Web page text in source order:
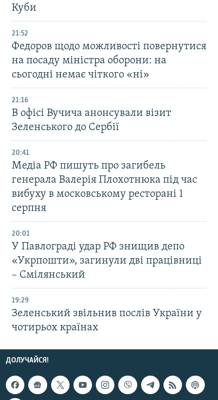
Куби
21:52
Федоров щодо можливості повернутися
на посаду міністра оборони: на
сьогодні немає чіткого «ні»
21:16
В офісі Вучича анонсували візит
Зеленського до Сербії
20:41
Медіа РФ пишуть про загибель
генерала Валерія Плохотнюка під час
вибуху в московському ресторані 1
серпня
20:01
У Павлограді удар РФ знищив депо
«Укрпошти», загинули дві працівниці
– Смілянський
19:29
Зеленський звільнив послів України у
чотирьох країнах
ДОЛУЧАЙСЯ!